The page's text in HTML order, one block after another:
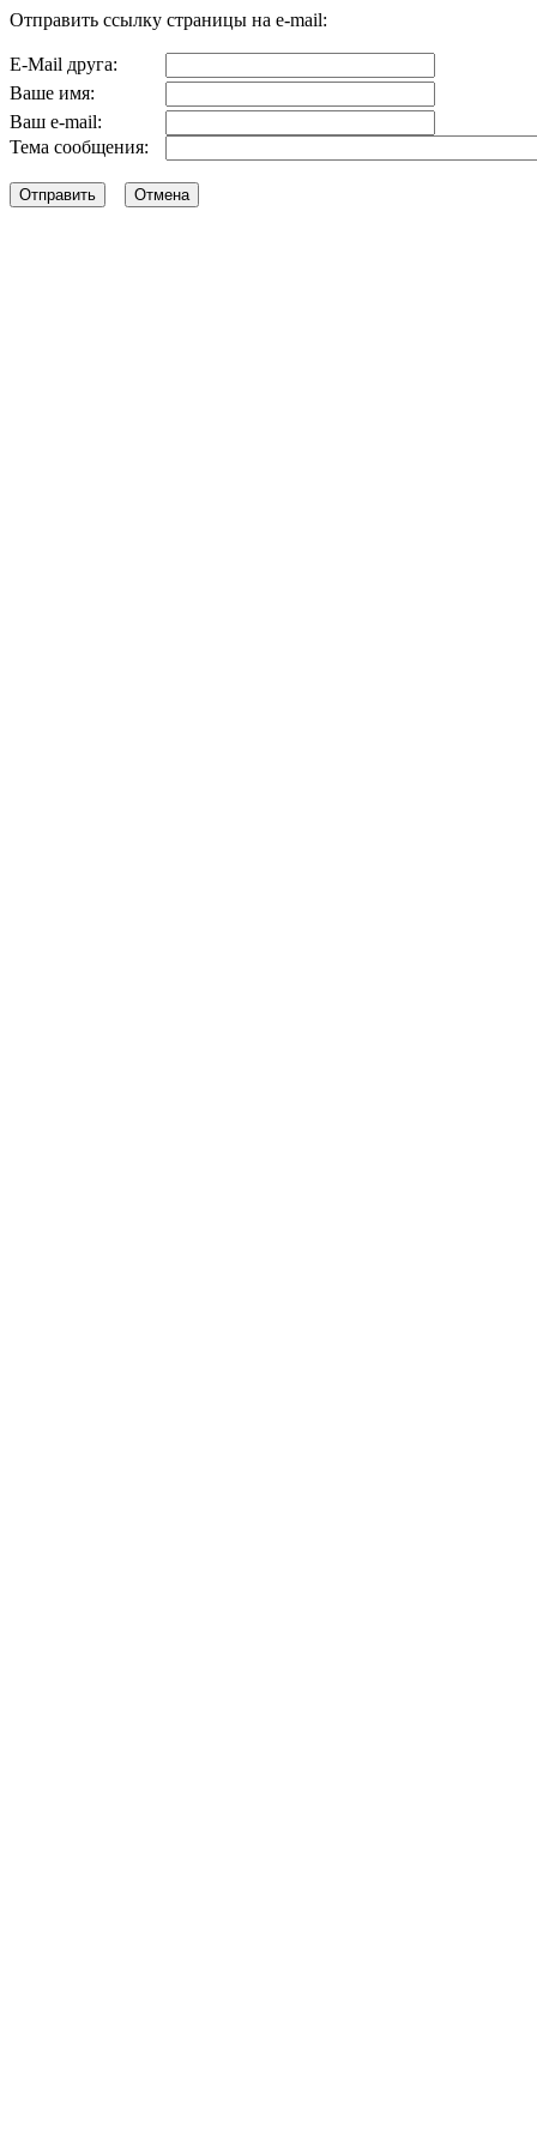
Отправить ссылку страницы на e-mail:
E-Mail друга:
Ваше имя:
Ваш e-mail:
Тема сообщения: